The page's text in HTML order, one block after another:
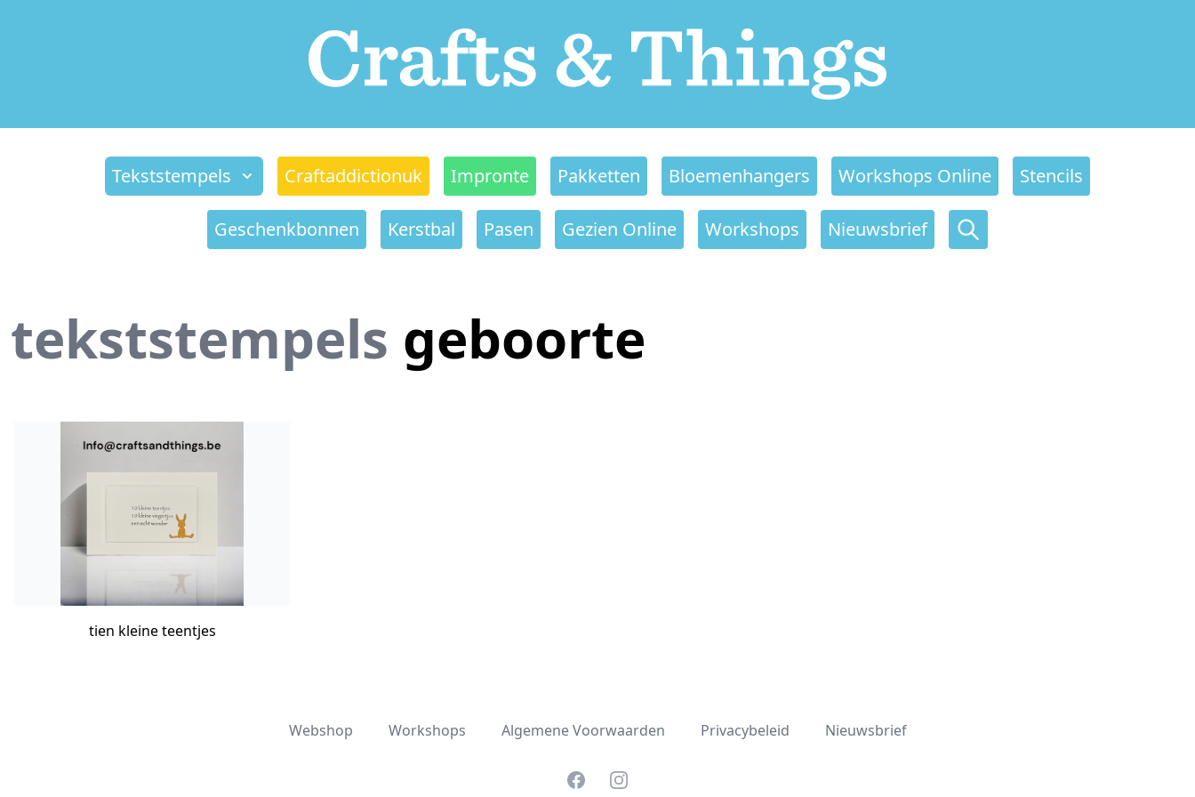
Tekststempels Craftaddictionuk Impronte Pakketten Bloemenhangers Workshops Online Stencils
Geschenkbonnen Kerstbal Pasen Gezien Online Workshops Nieuwsbrief
tekststempels geboorte
tien kleine teentjes
Webshop Workshops Algemene Voorwaarden Privacybeleid Nieuwsbrief
FacebookInstagram